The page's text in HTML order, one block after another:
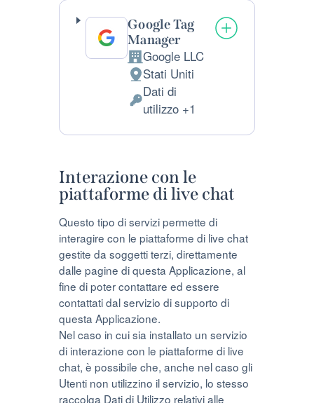
Google Tag
Manager
Azienda:
Google LLC
Luogo
del
trattamento:
Stati Uniti
Dati
Dati di
utilizzo +1
Interazione con le
piattaforme di live chat
Questo tipo di servizi permette di
interagire con le piattaforme di live chat
gestite da soggetti terzi, direttamente
dalle pagine di questa Applicazione, al
fine di poter contattare ed essere
contattati dal servizio di supporto di
questa Applicazione.
Nel caso in cui sia installato un servizio
di interazione con le piattaforme di live
chat, è possibile che, anche nel caso gli
Utenti non utilizzino il servizio, lo stesso
raccolga Dati di Utilizzo relativi alle